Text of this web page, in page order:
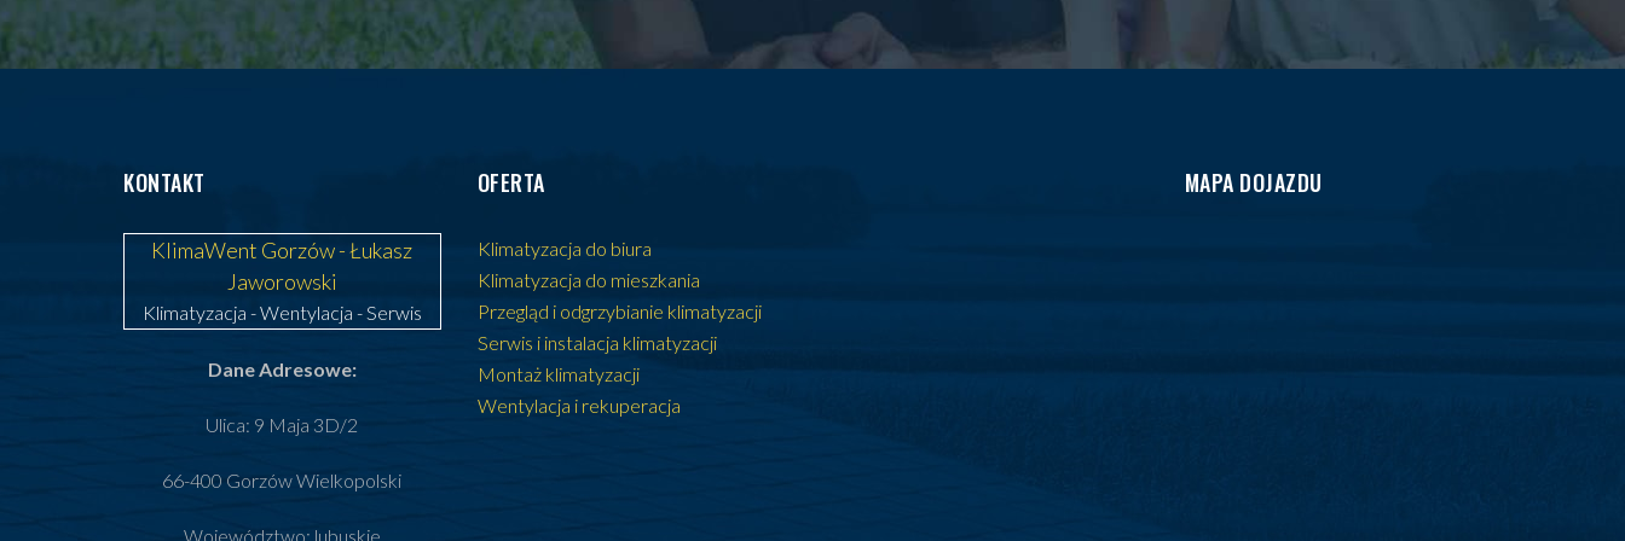
KONTAKT
KlimaWent Gorzów - Łukasz
Jaworowski
Klimatyzacja -Wentylacja -Serwis
Dane Adresowe:
Ulica: 9 Maja 3D/2
66-400 Gorzów Wielkopolski
Województwo: lubuskie
OFERTA
Klimatyzacja do biura
Klimatyzacja do mieszkania
Przegląd i odgrzybianie klimatyzacji
Serwis i instalacja klimatyzacji
Montaż klimatyzacji
Wentylacja i rekuperacja
MAPA DOJAZDU